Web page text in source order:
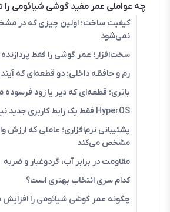
چه عواملی عمر مفید گوشی شیائومی را
کیفیت ساخت؛ اولین چیزی که در
نمی‌شود
سخت‌افزار؛ عمر گوشی را فقط
رم و حافظه داخلی؛ دو قطعه‌ای که
باتری؛ قطعه‌ای که دیر یا زود
HyperOS فقط یک رابط کاربری جدید نیست
پشتیبانی نرم‌افزاری؛ عاملی که ارزش
مشخص می‌کند
مقاومت در برابر آب، گردوغبار و ضربه
کدام سری انتخاب بهتری است؟
چگونه عمر گوشی شیائومی را